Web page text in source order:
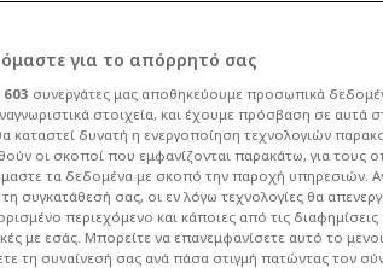
για το απόρρητό σας
603 συνεργάτες μας αποθηκεύουμε προσωπικά
στοιχεία, και έχουμε πρόσβαση σε αυτά
καταστεί δυνατή η ενεργοποίηση τεχνολογιών
οι σκοποί που εμφανίζονται παρακάτω, για τους
τα δεδομένα με σκοπό την παροχή υπηρεσιών.
συγκατάθεσή σας, οι εν λόγω τεχνολογίες θα
περιεχόμενο και κάποιες από τις
με εσάς. Μπορείτε να επανεμφανίσετε αυτό το μενού
τη συναίνεσή σας ανά πάσα στιγμή πατώντας τον